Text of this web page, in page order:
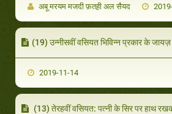
अबू मरयम मजदी फ़तह़ी अल सैयद
(19) उन्नीसवीं वसियत भिविन्न प्रकार के
2019-11-14
(13) तेरहवीं वसियत: पत्नी के सिर पर हाथ